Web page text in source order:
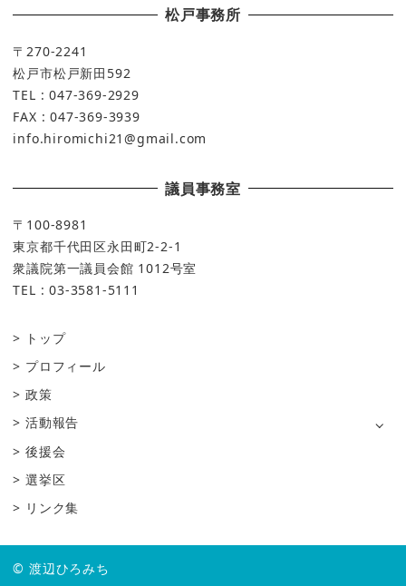
松戸事務所
〒270-2241
松戸市松戸新田592
TEL : 047-369-2929
FAX : 047-369-3939
info.hiromichi21@gmail.com
議員事務室
〒100-8981
東京都千代田区永田町2-2-1
衆議院第一議員会館 1012号室
TEL : 03-3581-5111
トップ
プロフィール
政策
活動報告
後援会
選挙区
リンク集
© 渡辺ひろみち